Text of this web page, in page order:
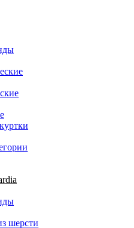
шерсти